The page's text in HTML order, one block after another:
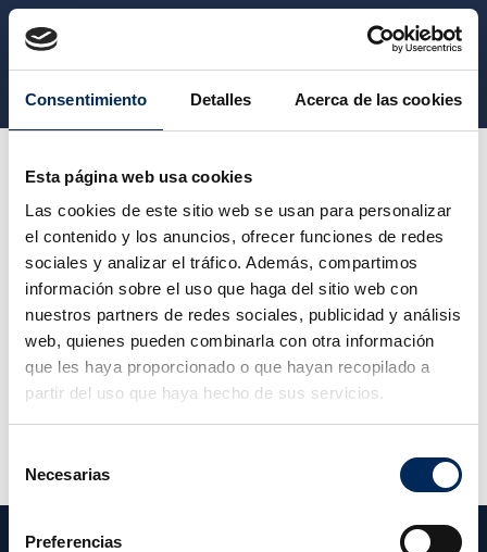
Consentimiento Detalles Acerca de las cookies
Esta página web usa cookies
Las cookies de este sitio web se usan para personalizar
el contenido y los anuncios, ofrecer funciones de redes
sociales y analizar el tráfico. Además, compartimos
información sobre el uso que haga del sitio web con
nuestros partners de redes sociales, publicidad y análisis
web, quienes pueden combinarla con otra información
que les haya proporcionado o que hayan recopilado a
partir del uso que haya hecho de sus servicios.
consentimiento
Necesarias
Preferencias
CATEGORY
Vêtement de travail Vestes et sweatshirts
VESTES ET SWEATSHIRTS
Veuillez nous excuser pour le désagrément.
Effectuez une nouvelle recherche